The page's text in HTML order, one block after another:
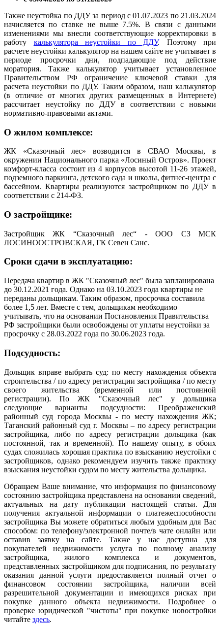
Также неустойка по ДДУ за период с 01.07.2023 по 21.03.2024
начисляется по ставке не выше 7.5%. В связи с данными
изменениями мы внесли соответствующие корректировки в
работу калькулятора неустойки по ДДУ. Поэтому при
расчете неустойки калькулятор на нашем сайте не учитывает в
периоде просрочки дни, подпадающие под действие
моратория. Также калькулятор учитывает установленное
Правительством РФ ограничение ключевой ставки для
расчета неустойки по ДДУ. Таким образом, наш калькулятор
(в отличие от многих других размещенных в Интернете)
рассчитает неустойку по ДДУ в соответствии с новыми
нормативно-правовыми актами.
О жилом комплексе:
ЖК «Сказочный лес» возводится в СВАО Москвы, в
окружении Национального парка «Лосиный Остров». Проект
комфорт-класса состоит из 4 корпусов высотой 11-26 этажей,
подземного паркинга, детского сада и школы, фитнес-центра с
бассейном. Квартиры реализуются застройщиком по ДДУ в
соответствии с 214-ФЗ.
О застройщике:
Застройщик ЖК “Сказочный лес“ - ООО СЗ МСК
ЛОСИНООСТРОВСКАЯ, ГК Севен Санс.
Сроки сдачи в эксплуатацию:
Передача квартир в ЖК "Сказочный лес" была запланирована
до 30.12.2021 года. Однако на 03.10.2023 года квартиры не
переданы дольщикам. Таким образом, просрочка составила
более 1,5 лет. Вместе с тем, дольщикам необходимо
учитывать, что на основании Постановления Правительства
РФ застройщики были освобождены от уплаты неустойки за
просрочку с 28.03.2022 года по 30.06.2023 года.
Подсудность:
Дольщик вправе выбрать суд: по месту нахождения объекта
строительства / по адресу регистрации застройщика / по месту
своего жительства (временной или постоянной
регистрации).По ЖК "Сказочный лес" у дольщика
следующие варианты подсудности: Преображенский
районный суд города Москвы - по месту нахождения ЖК;
Таганский районный суд г. Москвы – по адресу регистрации
застройщика, либо по адресу регистрации дольщика (как
постоянной, так и временной). По нашему опыту, в обоих
судах сложилась хорошая практика по взысканию неустойки с
застройщиков, однако рекомендуем изучить также практику
взыскания неустойки судом по месту жительства дольщика.
Обращаем Ваше внимание, что информация по финансовому
состоянию застройщика представлена на основании сведений,
актуальных на дату публикации настоящей статьи. Для
получения актуальной информации о платежеспособности
застройщика Вы можете обратиться любым удобным для Вас
способом: по телефону/электронной почте/в чате онлайн или
оставив заявку на сайте. Также у нас доступна для
покупателей недвижимости услуга по полному анализу
застройщика, жилого комплекса и документов,
представленных застройщиком для подписания, по результату
оказания данной услуги предоставляется полный отчет о
финансовом состоянии застройщика, наличии всей
разрешительной документации и имеющихся рисках при
покупке данного объекта недвижимости. Подробнее о
проверке юридической "чистоты" при покупке новостройки
читайте здесь.